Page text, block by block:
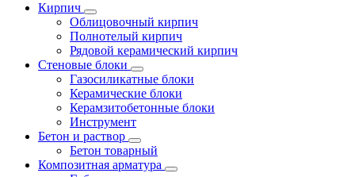
Кирпич
Облицовочный кирпич
Полнотелый кирпич
Рядовой керамический кирпич
Стеновые блоки
Газосиликатные блоки
Керамические блоки
Керамзитобетонные блоки
Инструмент
Бетон и раствор
Бетон товарный
Композитная арматура